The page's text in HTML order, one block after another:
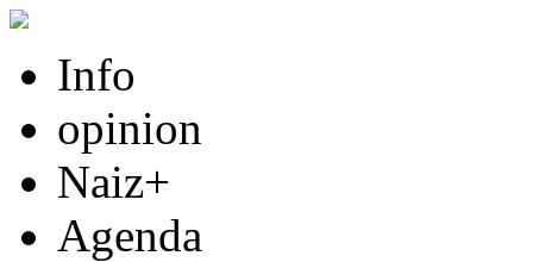
Info
opinion
Naiz+
Agenda